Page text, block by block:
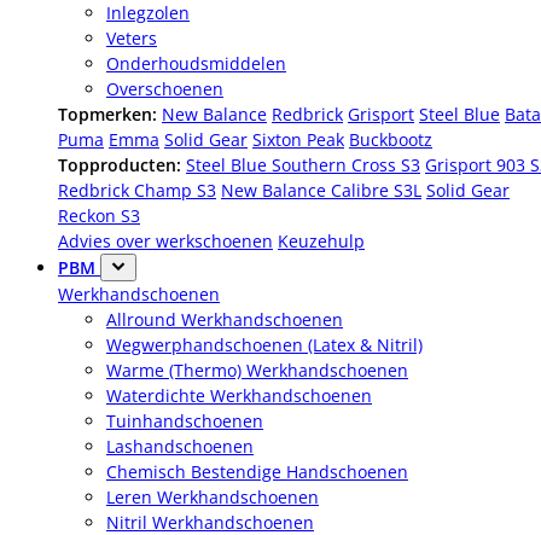
Inlegzolen
Veters
Onderhoudsmiddelen
Overschoenen
Topmerken: New Balance Redbrick Grisport Steel Blue Bata
Puma Emma Solid Gear Sixton Peak Buckbootz
Topproducten: Steel Blue Southern Cross S3 Grisport 903
Redbrick Champ S3 New Balance Calibre S3L Solid Gear
Reckon S3
Advies over werkschoenen Keuzehulp
PBM
Werkhandschoenen
Allround Werkhandschoenen
Wegwerphandschoenen (Latex & Nitril)
Warme (Thermo) Werkhandschoenen
Waterdichte Werkhandschoenen
Tuinhandschoenen
Lashandschoenen
Chemisch Bestendige Handschoenen
Leren Werkhandschoenen
Nitril Werkhandschoenen